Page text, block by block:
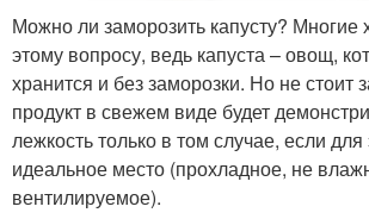
Можно ли заморозить капусту? Многие
этому вопросу, ведь капуста – овощ,
хранится и без заморозки. Но не стоит
продукт в свежем виде будет
лежкость только в том случае, если
идеальное место (прохладное, не
вентилируемое).